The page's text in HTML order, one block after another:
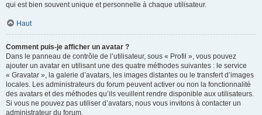
qui est bien souvent unique et personnelle à chaque utilisateur.
Haut
Comment puis-je afficher un avatar ?
Dans le panneau de contrôle de l’utilisateur, sous « Profil », vous pouvez
ajouter un avatar en utilisant une des quatre méthodes suivantes : le service
« Gravatar », la galerie d’avatars, les images distantes ou le transfert d’images
locales. Les administrateurs du forum peuvent activer ou non la fonctionnalité
des avatars et des méthodes qu’ils veuillent rendre disponible aux utilisateurs.
Si vous ne pouvez pas utiliser d’avatars, nous vous invitons à contacter un
administrateur du forum.